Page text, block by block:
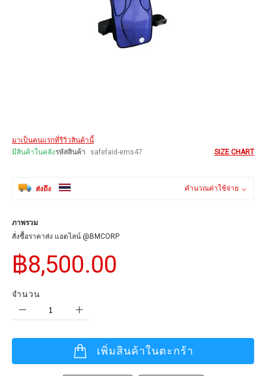
images
มาเป็นคนแรกที่รีวิวสินค้านี้
มีสินค้าในคลังรหัสสินค้า safefaid-ems47 SIZE CHART
ส่งถึง คำนวณค่าใช้จ่าย
ภาพรวม
สั่งซื้อราคาส่ง แอดไลน์ @BMCORP
฿8,500.00
จำนวน
เพิ่มสินค้าในตะกร้า